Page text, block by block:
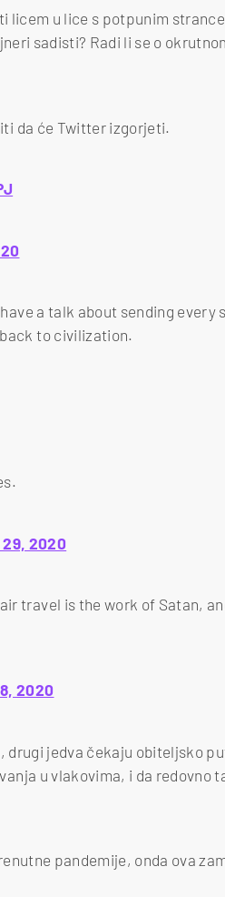
licem u lice s potpunim
sadisti? Radi li se o
da će Twitter izgorjeti.
a talk about sending every
to civilization.
2020
travel is the work of Satan,
2020
drugi jedva čekaju obiteljsko
u vlakovima, i da redovno
pandemije, onda ova